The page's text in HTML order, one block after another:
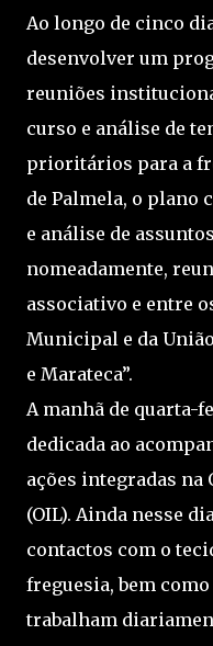
Ao longo de cinco
desenvolver um
reuniões
curso e análise de
prioritários para a
de Palmela, o plano
e análise de
nomeadamente,
associativo e entre
Municipal e da
e Marateca”.
A manhã de quarta-
dedicada ao
ações integradas na
(OIL). Ainda nesse
contactos com o
freguesia, bem
trabalham